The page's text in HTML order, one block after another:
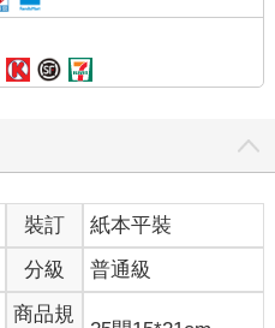
的前一週，他就會不由自主地
訊息給我將我淹沒，控訴這一
失去最要好的朋友是什麼感
，騎著他的摩托車四處快活晃
」這個英語單字都拼不出
。
忘不了。她是很多方面都堅持
後，她一定會去陽台咖啡
裝訂
紙本平裝
分級 普通級
商品規